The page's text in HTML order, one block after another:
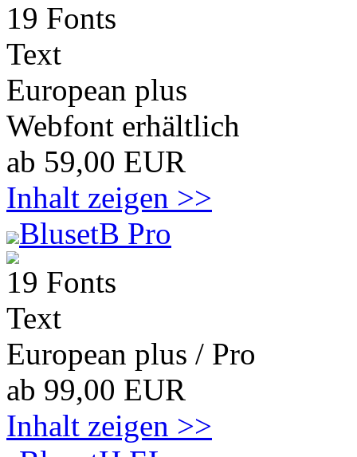
19 Fonts
Text
European plus
Webfont erhältlich
ab 59,00 EUR
Inhalt zeigen >>
BlusetB Pro
19 Fonts
Text
European plus / Pro
ab 99,00 EUR
Inhalt zeigen >>